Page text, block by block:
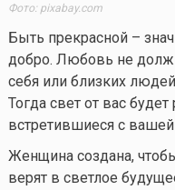
Фото: pixabay.com
Быть прекрасной –
добро. Любовь не
себя или близких
Тогда свет от вас
встретившиеся с
Женщина создана,
верят в светлое